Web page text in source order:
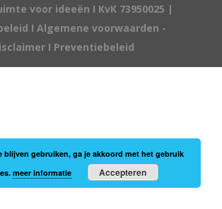
voor ideeën I KvK 73950025 |
IAlgemene voorwaarden -
I Preventiebeleid
blijven gebruiken, ga je akkoord met het gebruik
meer informatie Accepteren